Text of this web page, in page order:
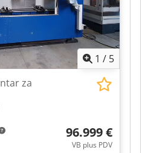
1 / 5
za
96.999 €
VB plus PDV